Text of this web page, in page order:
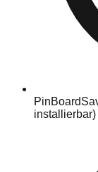
installierbar)